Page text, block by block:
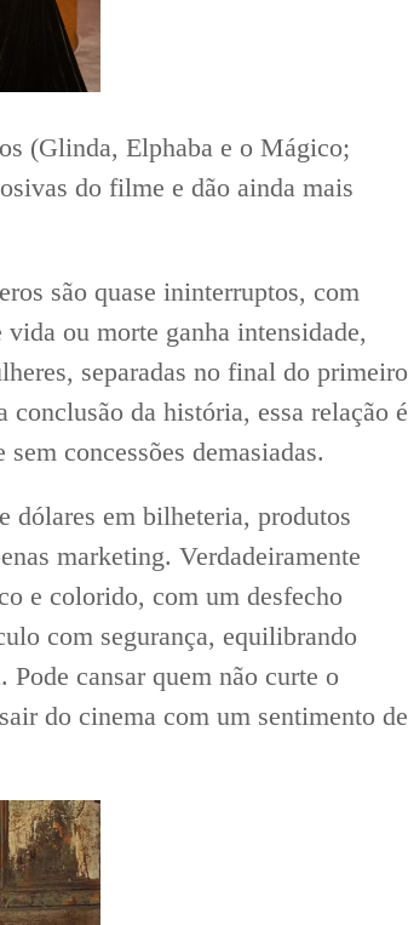
(Glinda, Elphaba e o Mágico;
do filme e dão ainda mais
são quase ininterruptos, com
ou morte ganha intensidade,
separadas no final do primeiro
da história, essa relação é
concessões demasiadas.
dólares em bilheteria, produtos
marketing. Verdadeiramente
e colorido, com um desfecho
com segurança, equilibrando
cansar quem não curte o
do cinema com um sentimento de